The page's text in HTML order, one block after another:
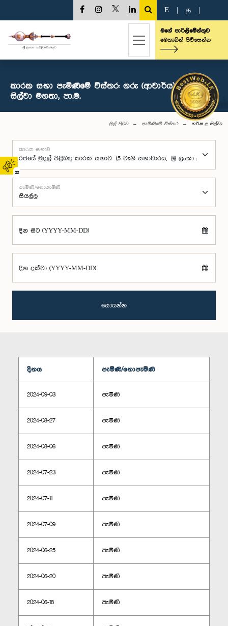
02
E த
මගේ පාර්ලිමේන්තුව
මෙතැනින් පිවිසෙන්න
කාරක සභා පැමිණීමේ විස්තර: ගරු (ආචාර්ය) හර්ෂ ද
සිල්වා මහතා, පා.ම.
මුල් පිටුව පැමිණීමේ විස්තර හර්ෂ ද සිල්වා
කාරක සභාව
පැමිණි/නොපැමිණි
දින සිට (YYYY-MM-DD)
දින දක්වා (YYYY-MM-DD)
සොයන්න
දිනය පැමිණි/නොපැමිණි
2024-09-03 පැමිණි
2024-08-27 පැමිණි
2024-08-06 පැමිණි
2024-07-23 පැමිණි
2024-07-11 පැමිණි
2024-07-09 පැමිණි
2024-06-25 පැමිණි
2024-06-20 පැමිණි
2024-06-18 පැමිණි